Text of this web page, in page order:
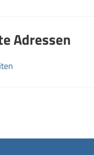
Adressen